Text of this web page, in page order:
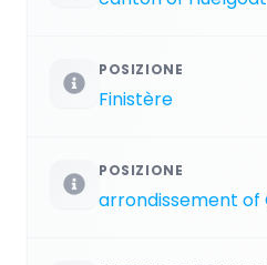
POSIZIONE
Finistère
POSIZIONE
arrondissement of